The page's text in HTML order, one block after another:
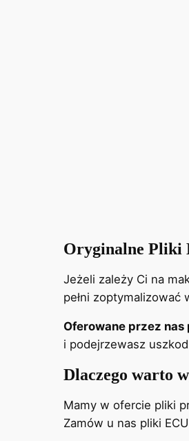
Oryginalne Pliki
Jeżeli zależy Ci na
pełni zoptymalizować
Oferowane przez
i podejrzewasz
Dlaczego warto
Mamy w ofercie pliki
Zamów u nas pliki